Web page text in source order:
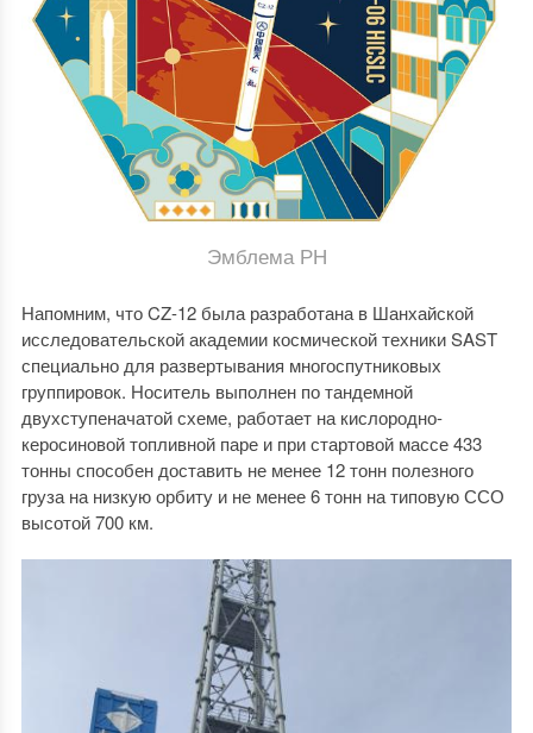
Эмблема РН
Напомним, что CZ-12 была разработана в Шанхайской
исследовательской академии космической техники SAST
специально для развертывания многоспутниковых
группировок. Носитель выполнен по тандемной
двухступеначатой схеме, работает на кислородно-
керосиновой топливной паре и при стартовой массе 433
тонны способен доставить не менее 12 тонн полезного
груза на низкую орбиту и не менее 6 тонн на типовую ССО
высотой 700 км.